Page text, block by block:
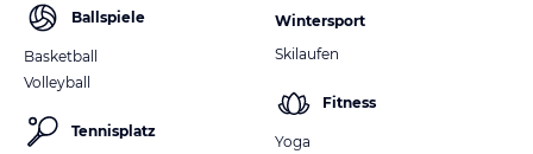
Ballspiele
Basketball
Volleyball
Tennisplatz
Wintersport
Skilaufen
Fitness
Yoga